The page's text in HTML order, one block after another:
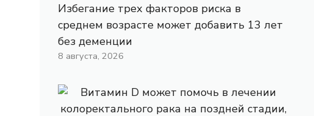
Избегание трех факторов риска в
среднем возрасте может добавить 13 лет
без деменции
8 августа, 2026